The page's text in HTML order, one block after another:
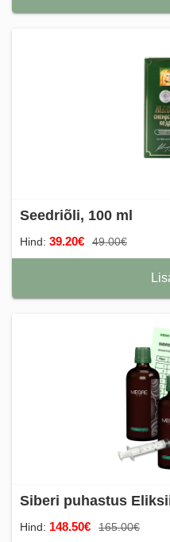
Seedriõli, 100 ml
Hind: 39.20€ 49.00€
Siberi puhastus
Hind: 148.50€ 165.00€